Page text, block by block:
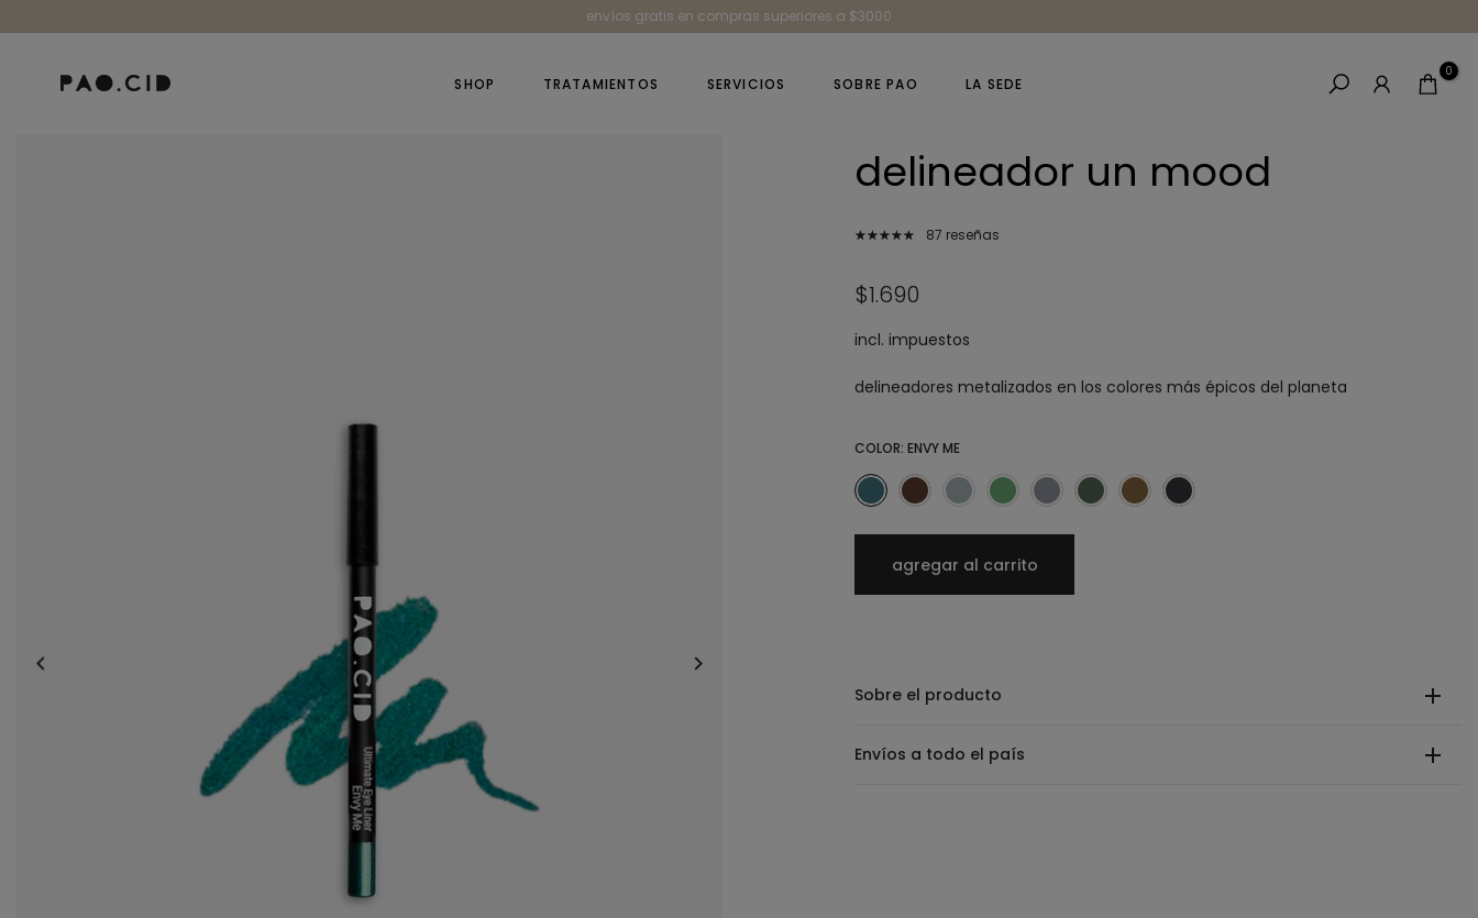
contenido
envíos gratis en compras superiores a $3000
SHOP TRATAMIENTOS SERVICIOS SOBRE PAO LA SEDE
0
delineador un mood
87 reseñas
$1.690
incl. impuestos
delineadores metalizados en los colores más épicos del planeta
COLOR: ENVY ME
agregar al carrito
Sobre el producto
Envíos a todo el país